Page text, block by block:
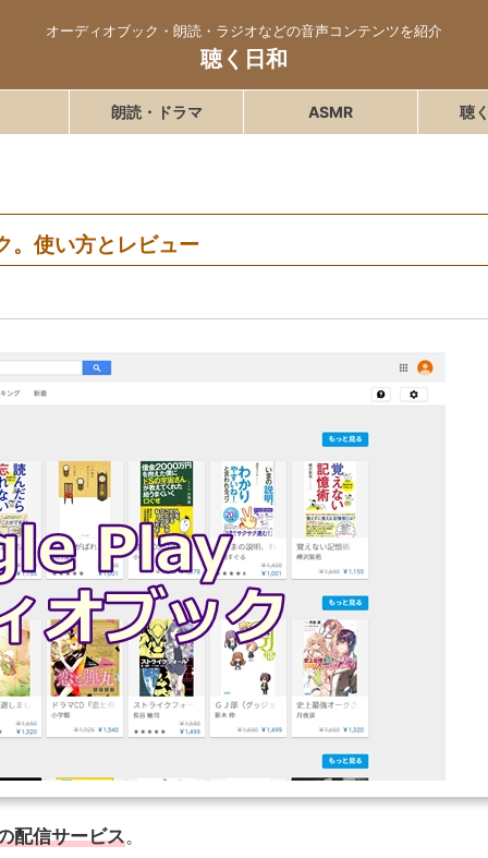
オーディオブック・朗読・ラジオなどの音声コンテンツを紹介
聴く日和
朗読・ドラマ ASMR 聴
。使い方とレビュー
配信サービス。